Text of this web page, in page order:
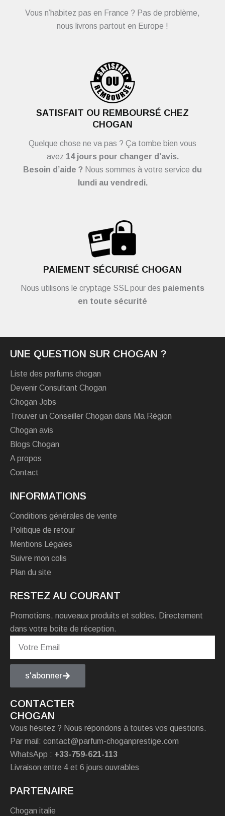
Vous n’habitez pas en France ? Pas de problème,
nous livrons partout en Europe !
SATISFAIT OU REMBOURSÉ CHEZ
CHOGAN
Quelque chose ne va pas ? Ça tombe bien vous
avez 14 jours pour changer d’avis.
Besoin d’aide ? Nous sommes à votre service du
lundi au vendredi.
PAIEMENT SÉCURISÉ CHOGAN
Nous utilisons le cryptage SSL pour des paiements
en toute sécurité
UNE QUESTION SUR CHOGAN ?
Liste des parfums chogan
Devenir Consultant Chogan
Chogan Jobs
Trouver un Conseiller Chogan dans Ma Région
Chogan avis
Blogs Chogan
A propos
Contact
INFORMATIONS
Conditions générales de vente
Politique de retour
Mentions Légales
Suivre mon colis
Plan du site
RESTEZ AU COURANT
Promotions, nouveaux produits et soldes. Directement
dans votre boite de réception.
s'abonner
CONTACTER
CHOGAN
Vous hésitez ? Nous répondons à toutes vos questions.
Par mail: contact@parfum-choganprestige.com
WhatsApp : +33-759-621-113
Livraison entre 4 et 6 jours ouvrables
PARTENAIRE
Chogan italie